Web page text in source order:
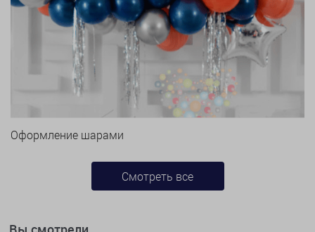
Оформление шарами
Смотреть все